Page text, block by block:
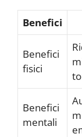
Benefici
Benefici
fisici
Benefici
mentali